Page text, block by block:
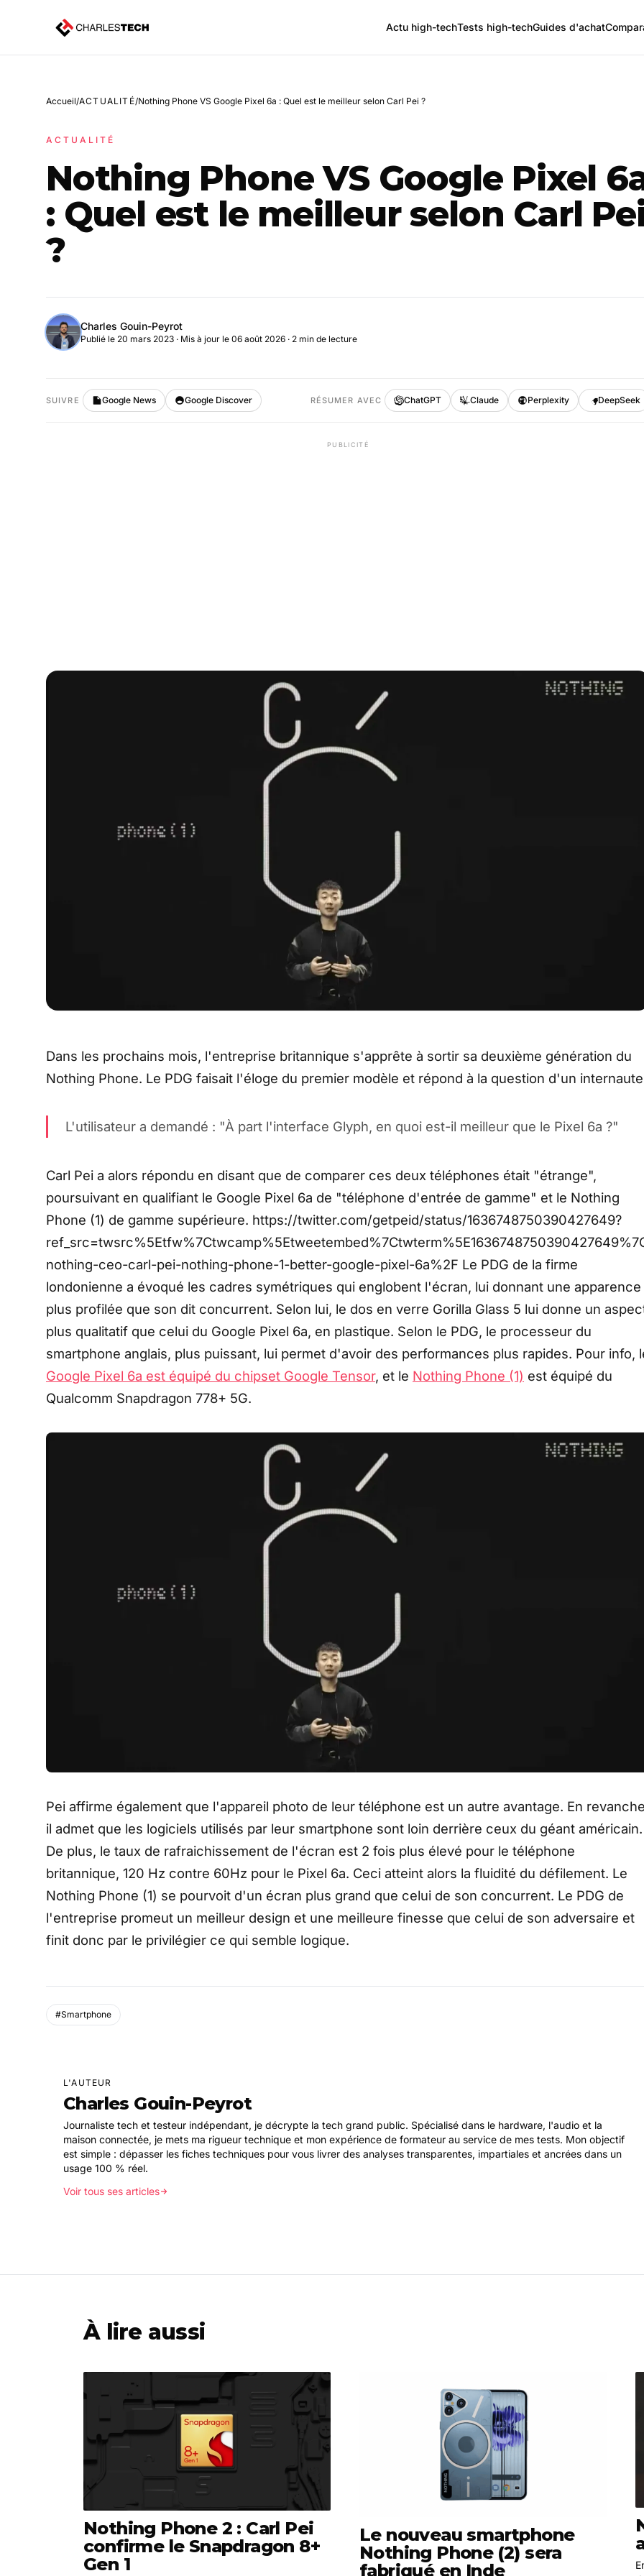
Actu high-techTests high-techGuides d'achat
Accueil/ACTUALITÉ/Nothing Phone VS Google Pixel 6a : Quel est le meilleur selon Carl Pei ?
ACTUALITÉ
Nothing Phone VS Google Pixel
: Quel est le meilleur selon Carl
?
Charles Gouin-Peyrot
Publié le 20 mars 2023 · Mis à jour le 06 août 2026 · 2 min de lecture
SUIVRE Google News Google Discover RÉSUMER AVEC ChatGPT Claude Perplexity DeepSeek
PUBLICITÉ
Dans les prochains mois, l'entreprise britannique s'apprête à sortir sa deuxième génération du
Nothing Phone. Le PDG faisait l'éloge du premier modèle et répond à la question d'un
L'utilisateur a demandé : "À part l'interface Glyph, en quoi est-il meilleur que le Pixel 6a ?"
Carl Pei a alors répondu en disant que de comparer ces deux téléphones était "étrange",
poursuivant en qualifiant le Google Pixel 6a de "téléphone d'entrée de gamme" et le Nothing
Phone (1) de gamme supérieure. https://twitter.com/getpeid/status/1636748750390427649?
nothing-ceo-carl-pei-nothing-phone-1-better-google-pixel-6a%2F Le PDG de la firme
londonienne a évoqué les cadres symétriques qui englobent l'écran, lui donnant une apparence
plus profilée que son dit concurrent. Selon lui, le dos en verre Gorilla Glass 5 lui donne un
plus qualitatif que celui du Google Pixel 6a, en plastique. Selon le PDG, le processeur du
smartphone anglais, plus puissant, lui permet d'avoir des performances plus rapides. Pour info,
Google Pixel 6a est équipé du chipset Google Tensor, et le Nothing Phone (1) est équipé du
Qualcomm Snapdragon 778+ 5G.
Pei affirme également que l'appareil photo de leur téléphone est un autre avantage. En
il admet que les logiciels utilisés par leur smartphone sont loin derrière ceux du géant américain.
De plus, le taux de rafraichissement de l'écran est 2 fois plus élevé pour le téléphone
britannique, 120 Hz contre 60Hz pour le Pixel 6a. Ceci atteint alors la fluidité du défilement. Le
Nothing Phone (1) se pourvoit d'un écran plus grand que celui de son concurrent. Le PDG de
l'entreprise promeut un meilleur design et une meilleure finesse que celui de son adversaire et
finit donc par le privilégier ce qui semble logique.
#Smartphone
L'AUTEUR
Charles Gouin-Peyrot
Journaliste tech et testeur indépendant, je décrypte la tech grand public. Spécialisé dans le hardware, l'audio et la
maison connectée, je mets ma rigueur technique et mon expérience de formateur au service de mes tests. Mon objectif
est simple : dépasser les fiches techniques pour vous livrer des analyses transparentes, impartiales et ancrées dans un
usage 100 % réel.
Voir tous ses articles
À lire aussi
Nothing Phone 2 : Carl Pei
confirme le Snapdragon 8+
Gen 1
Le nouveau smartphone
Nothing Phone (2) sera
fabriqué en Inde